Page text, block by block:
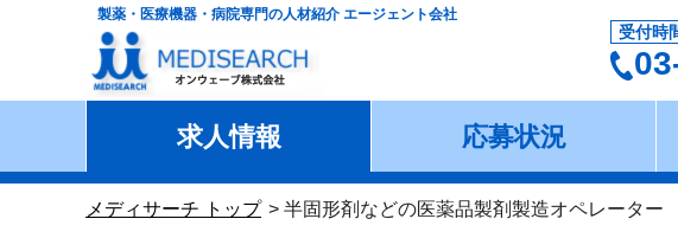
製薬・医療機器・病院専門の人材紹介 エージェント会社
受付時
求人情報 応募状況
メディサーチ トップ 半固形剤などの医薬品製剤製造オペレーター